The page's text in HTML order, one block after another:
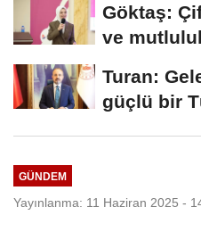
Göktaş:
ve
Turan:
güçlü bir
GÜNDEM
Yayınlanma: 11 Haziran 2025 -